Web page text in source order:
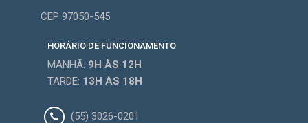
CEP 97050-545
HORÁRIO DE FUNCIONAMENTO
MANHÃ: 9H ÀS 12H
TARDE: 13H ÀS 18H
(55) 3026-0201